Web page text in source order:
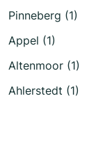
Pinneberg (1)
Appel (1)
Altenmoor (1)
Ahlerstedt (1)